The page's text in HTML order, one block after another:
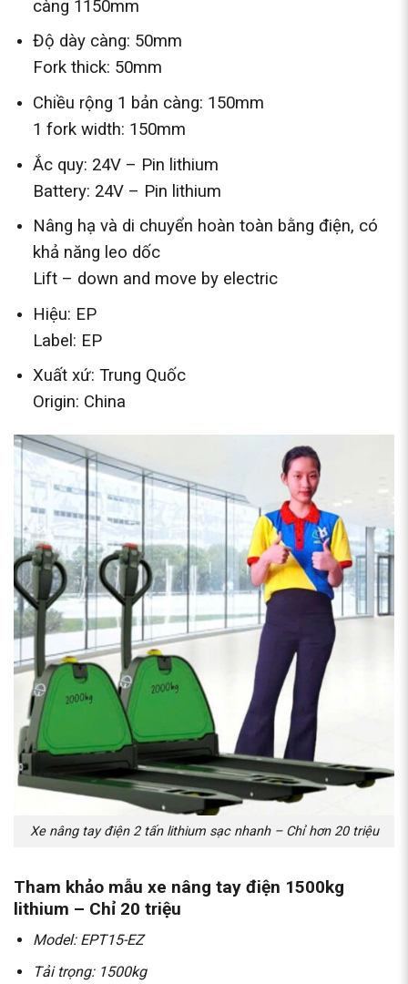
càng 1150mm
Độ dày càng: 50mm
Fork thick: 50mm
Chiều rộng 1 bản càng: 150mm
1 fork width: 150mm
Ắc quy: 24V – Pin lithium
Battery: 24V – Pin lithium
Nâng hạ và di chuyển hoàn toàn bằng điện, có
khả năng leo dốc
Lift – down and move by electric
Hiệu: EP
Label: EP
Xuất xứ: Trung Quốc
Origin: China
Xe nâng tay điện 2 tấn lithium sạc nhanh – Chỉ hơn 20 triệu
Tham khảo mẫu xe nâng tay điện 1500kg
lithium – Chỉ 20 triệu
Model: EPT15-EZ
Tải trọng: 1500kg